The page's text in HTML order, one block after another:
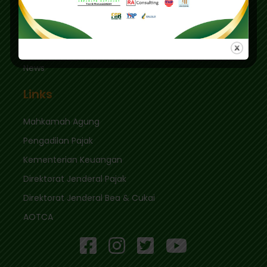
Quick Links
News
Links
Mahkamah Agung
Pengadilan Pajak
Kementerian Keuangan
Direktorat Jenderal Pajak
Direktorat Jenderal Bea & Cukai
AOTCA